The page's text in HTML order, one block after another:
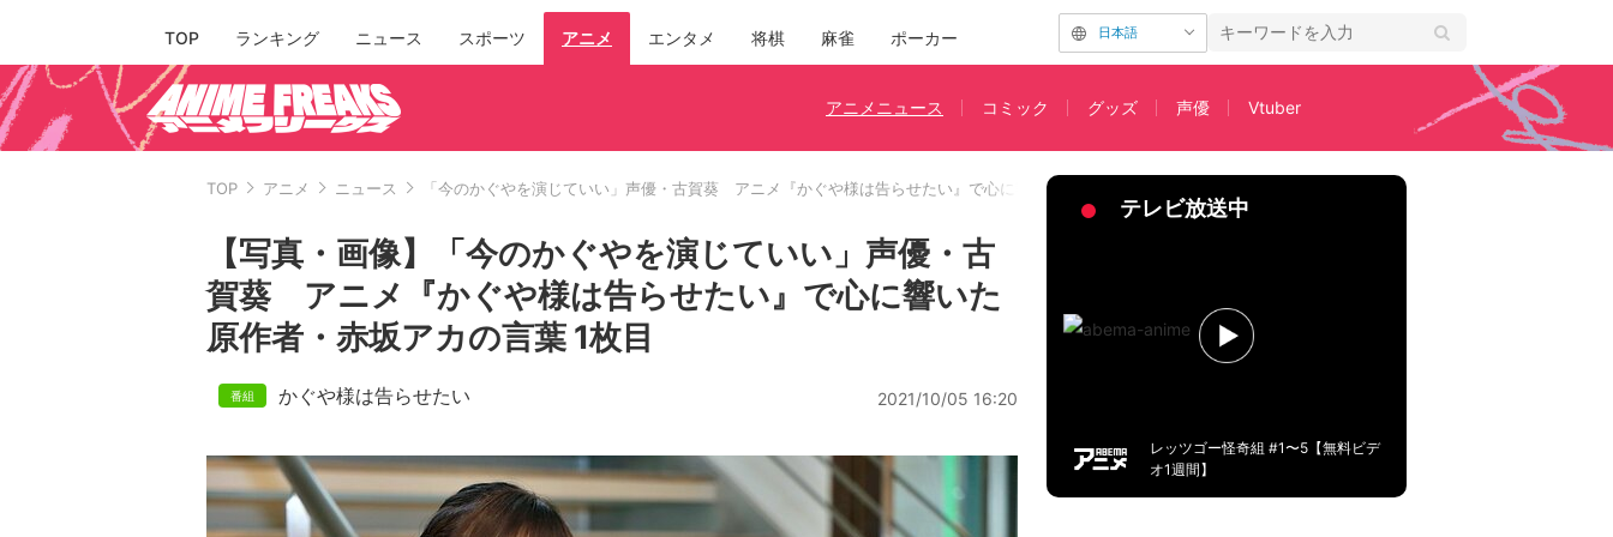
TOP ランキング ニュース スポーツ アニメ エンタメ 将棋 麻雀 ポーカー 日本語
アニメニュース コミック グッズ 声優 Vtuber
TOP アニメ ニュース 「今のかぐやを演じていい」声優・古賀葵 アニメ『かぐや様は告らせたい』で心に響いた原作者・赤坂アカの言葉
【写真・画像】「今のかぐやを演じていい」声優・古
賀葵 アニメ『かぐや様は告らせたい』で心に響いた
原作者・赤坂アカの言葉 1枚目
かぐや様は告らせたい 2021/10/05 16:20
テレビ放送中
レッツゴー怪奇組 #1〜5【無料ビデ
オ1週間】